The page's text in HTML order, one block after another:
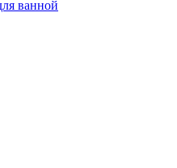
ванной